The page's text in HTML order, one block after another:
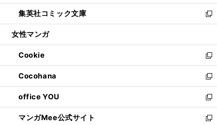
開
く
ウ
で
開
ン
ド
ウ
開
く
ウ
ィ
ン
ウ
で
開
く
し
い
ウ
ン
ド
ウ
で
開
く
集英社コミック文庫
新
し
ウ
ィ
ン
ド
ウ
で
開
く
女性マンガ
Cookie
新
し
い
ウ
ィ
ン
ド
Cocohana
新
し
い
ウ
ィ
office YOU
新
し
い
マンガMee公式サイト
新